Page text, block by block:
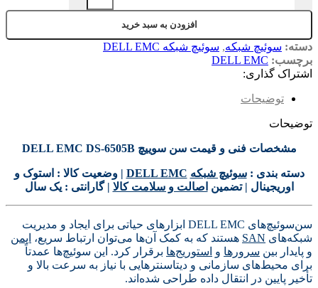
افزودن به سبد خرید
دسته: سوئیچ شبکه, سوئیچ شبکه DELL EMC
برچسب: DELL EMC
اشتراک گذاری:
توضیحات
توضیحات
مشخصات فنی و قیمت سن سوییچ DELL EMC DS-6505B
دسته بندی :سوئیچ شبکه DELL EMC | وضعیت کالا : استوک و
اوریجینال | تضمین اصالت و سلامت کالا | گارانتی : یک سال
سن‌سوئیچ‌های DELL EMC ابزارهای حیاتی برای ایجاد و مدیریت
شبکه‌های SAN هستند که به کمک آن‌ها می‌توان ارتباط سریع، ایمن
و پایدار بین سرورها و استوریج‌ها برقرار کرد. این سوئیچ‌ها عمدتاً
برای محیط‌های سازمانی و دیتاسنترهایی با نیاز به سرعت بالا و
تأخیر پایین در انتقال داده طراحی شده‌اند.